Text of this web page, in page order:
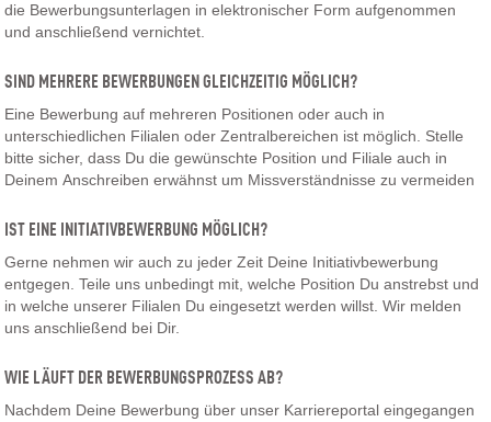
die Bewerbungsunterlagen in elektronischer Form aufgenommen
und anschließend vernichtet.
SIND MEHRERE BEWERBUNGEN GLEICHZEITIG MÖGLICH?
Eine Bewerbung auf mehreren Positionen oder auch in
unterschiedlichen Filialen oder Zentralbereichen ist möglich. Stelle
bitte sicher, dass Du die gewünschte Position und Filiale auch in
Deinem Anschreiben erwähnst um Missverständnisse zu vermeiden
IST EINE INITIATIVBEWERBUNG MÖGLICH?
Gerne nehmen wir auch zu jeder Zeit Deine Initiativbewerbung
entgegen. Teile uns unbedingt mit, welche Position Du anstrebst und
in welche unserer Filialen Du eingesetzt werden willst. Wir melden
uns anschließend bei Dir.
WIE LÄUFT DER BEWERBUNGSPROZESS AB?
Nachdem Deine Bewerbung über unser Karriereportal eingegangen